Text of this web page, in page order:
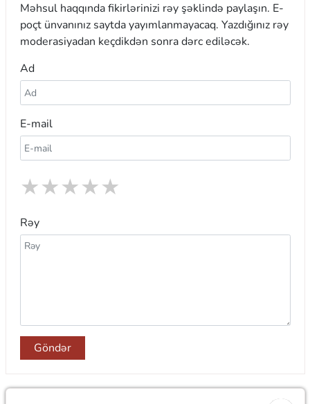
Məhsul haqqında fikirlərinizi rəy şəklində paylaşın. E-
poçt ünvanınız saytda yayımlanmayacaq. Yazdığınız rəy
moderasiyadan keçdikdən sonra dərc ediləcək.
Ad
E-mail
★
★
★
★
★
Rəy
Göndər